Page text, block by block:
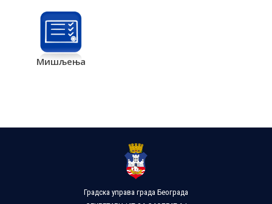
Мишљења
Градска управа града Београда